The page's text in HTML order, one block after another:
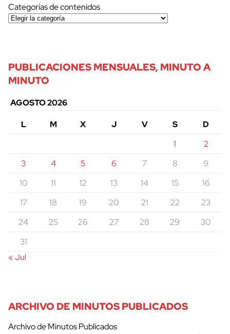
Categorías de contenidos
PUBLICACIONES MENSUALES, MINUTO A
MINUTO
AGOSTO 2026
L
M X J V S
D
1
2
3
4 5 6 7 8
9
10
11 12 13 14 15
16
17
18 19 20 21 22
23
24
25 26 27 28 29
30
31
« Jul
ARCHIVO DE MINUTOS PUBLICADOS
Archivo de Minutos Publicados